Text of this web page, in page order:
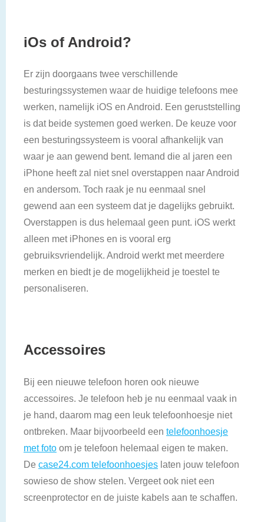
iOs of Android?
Er zijn doorgaans twee verschillende
besturingssystemen waar de huidige telefoons mee
werken, namelijk iOS en Android. Een geruststelling
is dat beide systemen goed werken. De keuze voor
een besturingssysteem is vooral afhankelijk van
waar je aan gewend bent. Iemand die al jaren een
iPhone heeft zal niet snel overstappen naar Android
en andersom. Toch raak je nu eenmaal snel
gewend aan een systeem dat je dagelijks gebruikt.
Overstappen is dus helemaal geen punt. iOS werkt
alleen met iPhones en is vooral erg
gebruiksvriendelijk. Android werkt met meerdere
merken en biedt je de mogelijkheid je toestel te
personaliseren.
Accessoires
Bij een nieuwe telefoon horen ook nieuwe
accessoires. Je telefoon heb je nu eenmaal vaak in
je hand, daarom mag een leuk telefoonhoesje niet
ontbreken. Maar bijvoorbeeld een telefoonhoesje
met foto om je telefoon helemaal eigen te maken.
De case24.com telefoonhoesjes laten jouw telefoon
sowieso de show stelen. Vergeet ook niet een
screenprotector en de juiste kabels aan te schaffen.